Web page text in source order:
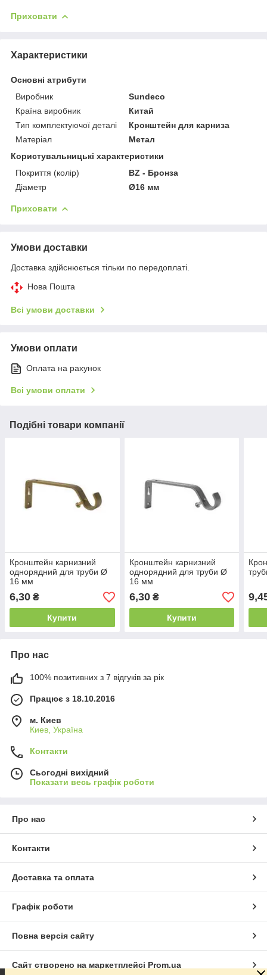
Приховати
Характеристики
Основні атрибути
Виробник
Sundeco
Країна виробник
Китай
Тип комплектуючої деталі
Кронштейн для карниза
Матеріал
Метал
Користувальницькі характеристики
Покриття (колір)
BZ - Бронза
Діаметр
Ø16 мм
Приховати
Умови доставки
Доставка здійснюється тільки по передоплаті.
Нова Пошта
Всі умови доставки
Умови оплати
Оплата на рахунок
Всі умови оплати
Подібні товари компанії
Кронштейн карнизний
однорядний для труби Ø
16 мм
6,30 ₴
Купити
Кронштейн карнизний
однорядний для труби Ø
16 мм
6,30₴
Купити
Про нас
100% позитивних з 7 відгуків за рік
Працює з 18.10.2016
м. Киев
Киев, Україна
Контакти
Сьогодні вихідний
Показати весь графік роботи
Про нас
Контакти
Доставка та оплата
Графік роботи
Повна версія сайту
Сайт створено на маркетплейсі Prom.ua